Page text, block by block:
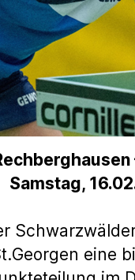
Samstag,
eine